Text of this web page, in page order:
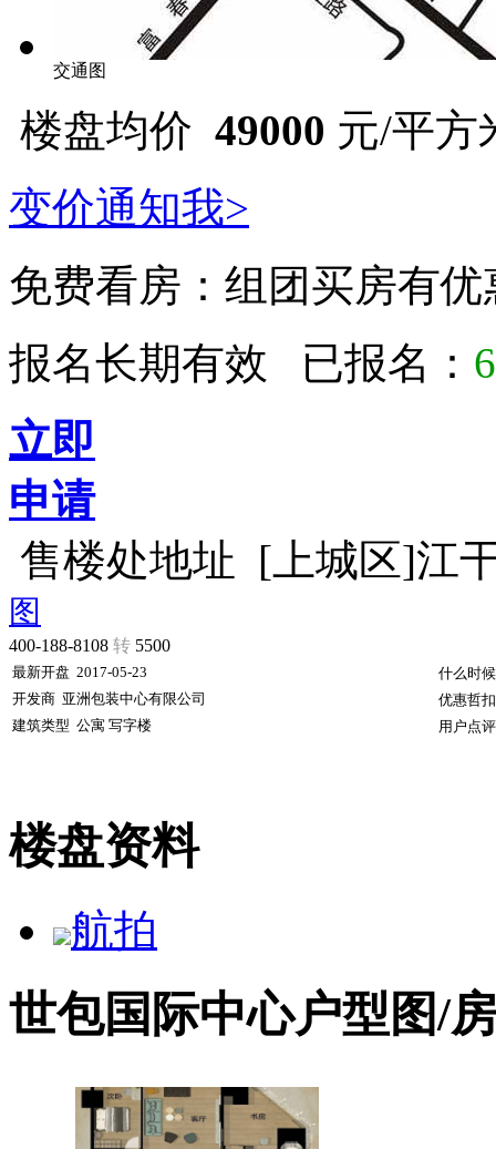
交通图
楼盘均价 49000 元/平方
变价通知我>
免费看房： 组团买房有
报名长期有效 已报名：
立即
申请
售楼处地址 [上城区]江
图
400-188-8108 转 5500
最新开盘 2017-05-23
什么时
开发商 亚洲包装中心有限公司
优惠哲扣
建筑类型 公寓 写字楼 用户点评
楼盘资料
航拍
世包国际中心户型图/